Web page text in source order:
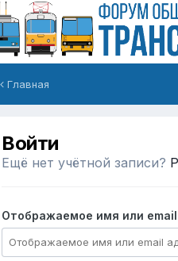
Главная
Войти
Ещё нет учётной записи?
Отображаемое имя или